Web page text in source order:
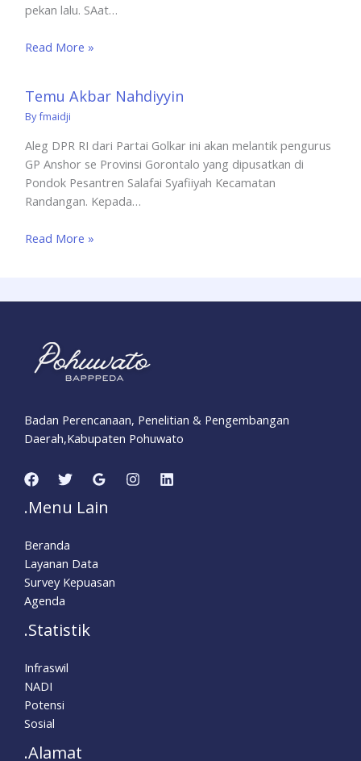
pekan lalu. SAat…
Read More »
Temu Akbar Nahdiyyin
Byfmaidji
Aleg DPR RI dari Partai Golkar ini akan melantik pengurus
GP Anshor se Provinsi Gorontalo yang dipusatkan di
Pondok Pesantren Salafai Syafiiyah Kecamatan
Randangan. Kepada…
Read More »
Badan Perencanaan, Penelitian & Pengembangan
Daerah,Kabupaten Pohuwato
.Menu Lain
Beranda
Layanan Data
Survey Kepuasan
Agenda
.Statistik
Infraswil
NADI
Potensi
Sosial
.Alamat